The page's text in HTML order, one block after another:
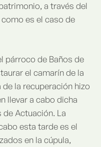
a través del
es el caso de
párroco de Baños de
el camarín de la
de la recuperación hizo
llevar a cabo dicha
de Actuación. La
esta tarde es el
en la cúpula,